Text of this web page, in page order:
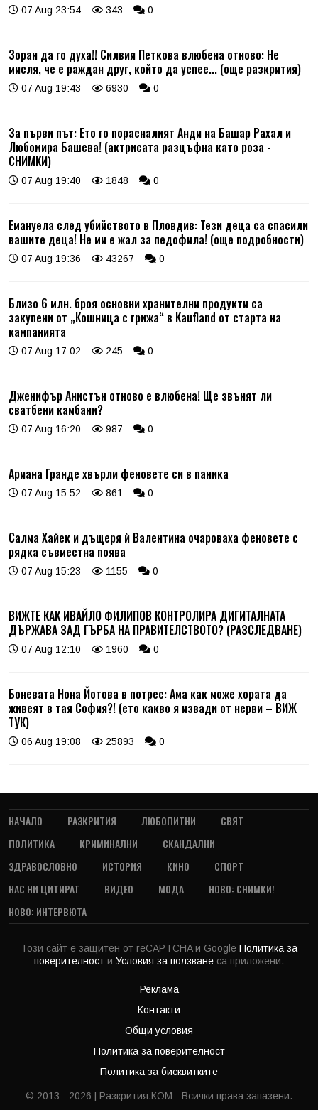
07 Aug 23:54 343 0
Зоран да го духа!! Силвия Петкова влюбена отново: Не
мисля, че е раждан друг, който да успее... (още разкрития)
07 Aug 19:43 6930 0
За първи път: Ето го порасналият Анди на Башар Рахал и
Любомира Башева! (актрисата разцъфна като роза -
СНИМКИ)
07 Aug 19:40 1848 0
Емануела след убийството в Пловдив: Тези деца са спасили
вашите деца! Не ми е жал за педофила! (още подробности)
07 Aug 19:36 43267 0
Близо 6 млн. броя основни хранителни продукти са
закупени от „Кошница с грижа“ в Kaufland от старта на
кампанията
07 Aug 17:02 245 0
Дженифър Анистън отново е влюбена! Ще звънят ли
сватбени камбани?
07 Aug 16:20 987 0
Ариана Гранде хвърли феновете си в паника
07 Aug 15:52 861 0
Салма Хайек и дъщеря ѝ Валентина очароваха феновете с
рядка съвместна поява
07 Aug 15:23 1155 0
ВИЖТЕ КАК ИВАЙЛО ФИЛИПОВ КОНТРОЛИРА ДИГИТАЛНАТА
ДЪРЖАВА ЗАД ГЪРБА НА ПРАВИТЕЛСТВОТО? (РАЗСЛЕДВАНЕ)
07 Aug 12:10 1960 0
Боневата Нона Йотова в потрес: Ама как може хората да
живеят в тая София?! (ето какво я извади от нерви – ВИЖ
ТУК)
06 Aug 19:08 25893 0
НАЧАЛО РАЗКРИТИЯ ЛЮБОПИТНИ
СВЯТ
ПОЛИТИКА
КРИМИНАЛНИ
СКАНДАЛНИ
ЗДРАВОСЛОВНО
ИСТОРИЯ КИНО
СПОРТ
НАС НИ ЦИТИРАТ
ВИДЕО МОДА
НОВО: СНИМКИ!
НОВО: ИНТЕРВЮТА
Този сайт е защитен от reCAPTCHA и Google Политика за
поверителност и Условия за ползване са приложени.
Реклама
Контакти
Общи условия
Политика за поверителност
Политика за бисквитките
© 2013 - 2026 | Разкрития.КОМ - Всички права запазени.